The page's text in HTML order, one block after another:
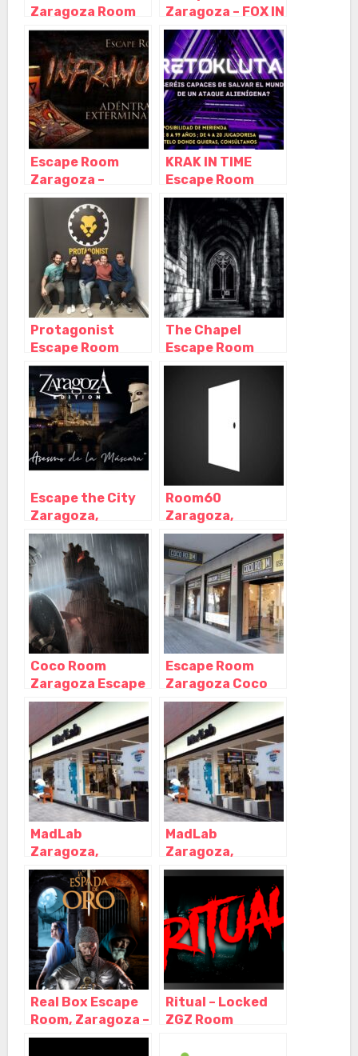
Zaragoza Room
Escape, Zaragoza
– Aragón
Zaragoza – FOX IN
A BOX, Zaragoza
– Aragón
Escape Room
Zaragoza –
INFRAMUNDO,
Zaragoza –
Aragón
KRAK IN TIME
Escape Room
Center Zaragoza,
Zaragoza –
Aragón
Protagonist
Escape Room
Zaragoza,
Zaragoza –
Aragón
The Chapel
Escape Room
Zaragoza,
Zaragoza –
Escape the City
Zaragoza,
Zaragoza –
Aragón
Room60
Zaragoza,
Zaragoza –
Aragón
Coco Room
Zaragoza Escape
Room – Antonio
Cánovas,
Zaragoza –
Zaragoza
Escape Room
Zaragoza Coco
Room – Paseo
Echegaray,
Zaragoza –
Zaragoza
MadLab
Zaragoza,
Zaragoza –
Zaragoza
MadLab
Zaragoza,
Zaragoza –
Real Box Escape
Room, Zaragoza –
Aragón
Ritual – Locked
ZGZ Room